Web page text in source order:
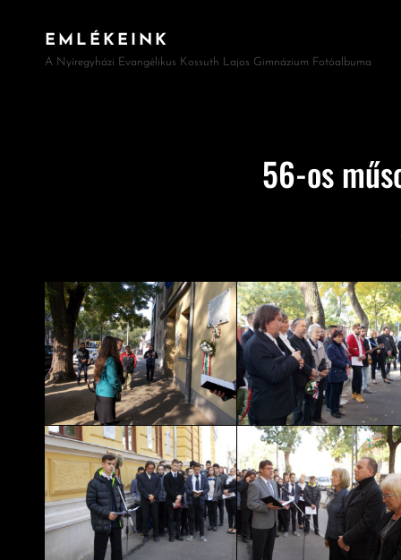
EMLÉKEINK
A Nyíregyházi Evangélikus Kossuth Lajos Gimnázium Fotóalbuma
56-os